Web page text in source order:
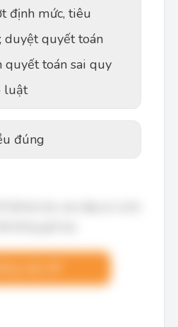
định mức, tiêu
duyệt quyết toán
quyết toán sai quy
luật
đúng